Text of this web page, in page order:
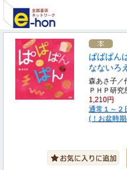
ぱぱぱん
なないろ
森あさ子／
ＰＨＰ研究
1,210円
通常１～２
(！お盆時